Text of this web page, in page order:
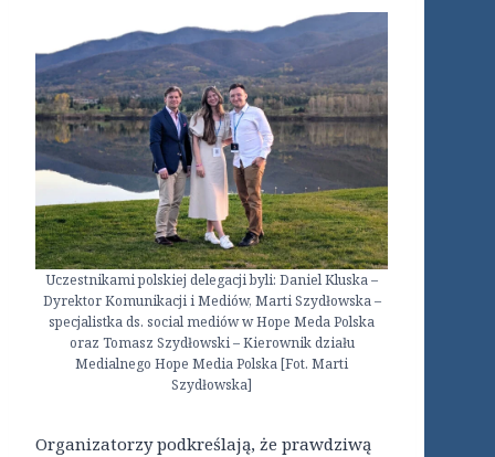
Uczestnikami polskiej delegacji byli: Daniel Kluska –
Dyrektor Komunikacji i Mediów, Marti Szydłowska –
specjalistka ds. social mediów w Hope Meda Polska
oraz Tomasz Szydłowski – Kierownik działu
Medialnego Hope Media Polska [Fot. Marti
Szydłowska]
Organizatorzy podkreślają, że prawdziwą